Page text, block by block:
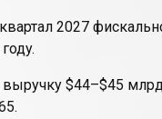
2027
$44–$45